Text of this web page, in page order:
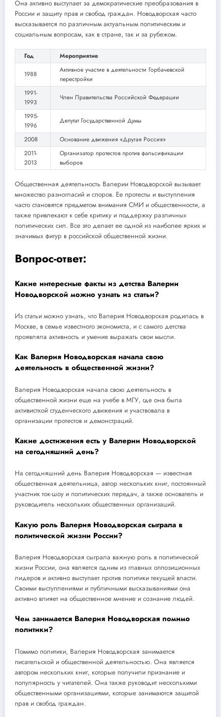
Она активно выступает за демократические преобразования в
России и защиту прав и свобод граждан. Новодворская часто
высказывается по различным актуальным политическим и
социальным вопросам, как в стране, так и за рубежом.
Год Мероприятие
1988
Активное участие в деятельности Горбачевской
перестройки
1991-
1993
Член Правительства Российской Федерации
1995-
1996
Депутат Государственной Думы
2008
Основание движения «Другая Россия»
2011-
2013
Организатор протестов против фальсификации
выборов
Общественная деятельность Валерии Новодворской вызывает
множество разногласий и споров. Ее протесты и выступления
часто становятся предметом внимания СМИ и общественности, а
также привлекают к себе критику и поддержку различных
политических сил. Все это делает ее одной из наиболее ярких и
значимых фигур в российской общественной жизни.
Вопрос-ответ:
Какие интересные факты из детства Валерии
Новодворской можно узнать из статьи?
Из статьи можно узнать, что Валерия Новодворская родилась в
Москве, в семье известного экономиста, и с самого детства
проявляла активность и умение выражать свои мысли.
Как Валерия Новодворская начала свою
деятельность в общественной жизни?
Валерия Новодворская начала свою деятельность в
общественной жизни еще на учебе в МГУ, где она была
активисткой студенческого движения и участвовала в
организации протестов и демонстраций.
Какие достижения есть у Валерии Новодворской
на сегодняшний день?
На сегодняшний день Валерия Новодворская — известная
общественная деятельница, автор нескольких книг, постоянный
участник ток-шоу и политических передач, а также основатель и
руководитель нескольких общественных организаций.
Какую роль Валерия Новодворская сыграла в
политической жизни России?
Валерия Новодворская сыграла важную роль в политической
жизни России, она является одним из главных оппозиционных
лидеров и активно выступает против политики текущей власти.
Своими выступлениями и публичными высказываниями она
активно влияет на общественное мнение и сознание людей.
Чем занимается Валерия Новодворская помимо
политики?
Помимо политики, Валерия Новодворская занимается
писательской и общественной деятельностью. Она является
автором нескольких книг, которые получили признание и
популярность у читателей. Она также руководит несколькими
общественными организациями, которые занимаются защитой
прав и свобод граждан.